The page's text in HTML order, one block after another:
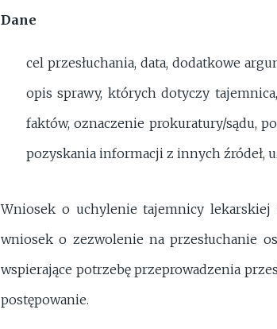
Dane
cel przesłuchania, data, dodatkowe
opis sprawy, których dotyczy
faktów, oznaczenie prokuratury/sądu,
pozyskania informacji z innych źródeł,
Wniosek o uchylenie tajemnicy lekarskiej
wniosek o zezwolenie na przesłuchanie
wspierające potrzebę przeprowadzenia
postępowanie.